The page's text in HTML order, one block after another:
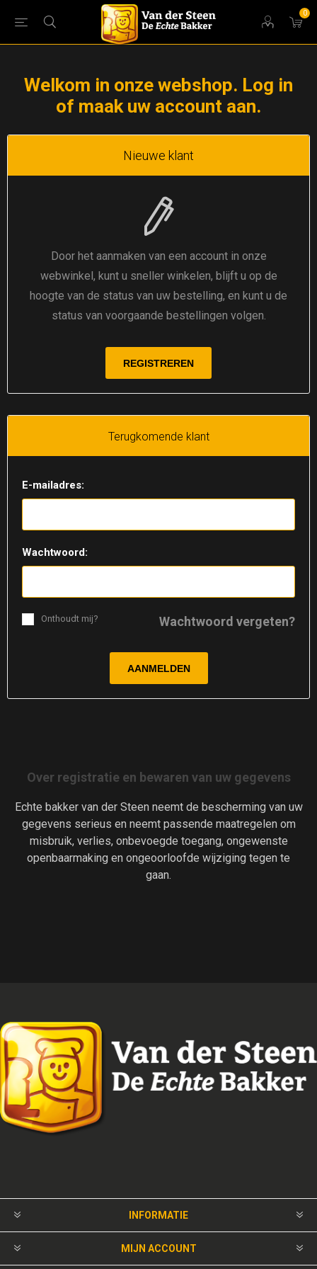
0
Welkom in onze webshop. Log in
of maak uw account aan.
Nieuwe klant
Door het aanmaken van een account in onze
webwinkel, kunt u sneller winkelen, blijft u op de
hoogte van de status van uw bestelling, en kunt u de
status van voorgaande bestellingen volgen.
Terugkomende klant
E-mailadres:
Wachtwoord:
Wachtwoord vergeten?
Onthoudt mij?
Over registratie en bewaren van uw gegevens
Echte bakker van der Steen neemt de bescherming van uw
gegevens serieus en neemt passende maatregelen om
misbruik, verlies, onbevoegde toegang, ongewenste
openbaarmaking en ongeoorloofde wijziging tegen te
gaan.
INFORMATIE
MIJN ACCOUNT